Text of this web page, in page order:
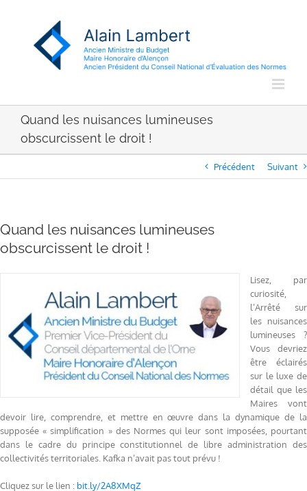
Quand les nuisances lumineuses
obscurcissent le droit !
Précédent Suivant
Quand les nuisances lumineuses
obscurcissent le droit !
Lisez, par
curiosité,
l’Arrêté sur
les nuisances
lumineuses ?
Vous devriez
être éclairés
sur le luxe de
détail que les
Maires vont
devoir lire, comprendre, et mettre en œuvre dans la dynamique de la
supposée « simplification » des Normes qui leur sont imposées, pourtant
dans le cadre du principe constitutionnel de libre administration des
collectivités territoriales. Kafka n’avait pas tout prévu !
Cliquez sur le lien : bit.ly/2A8XMqZ